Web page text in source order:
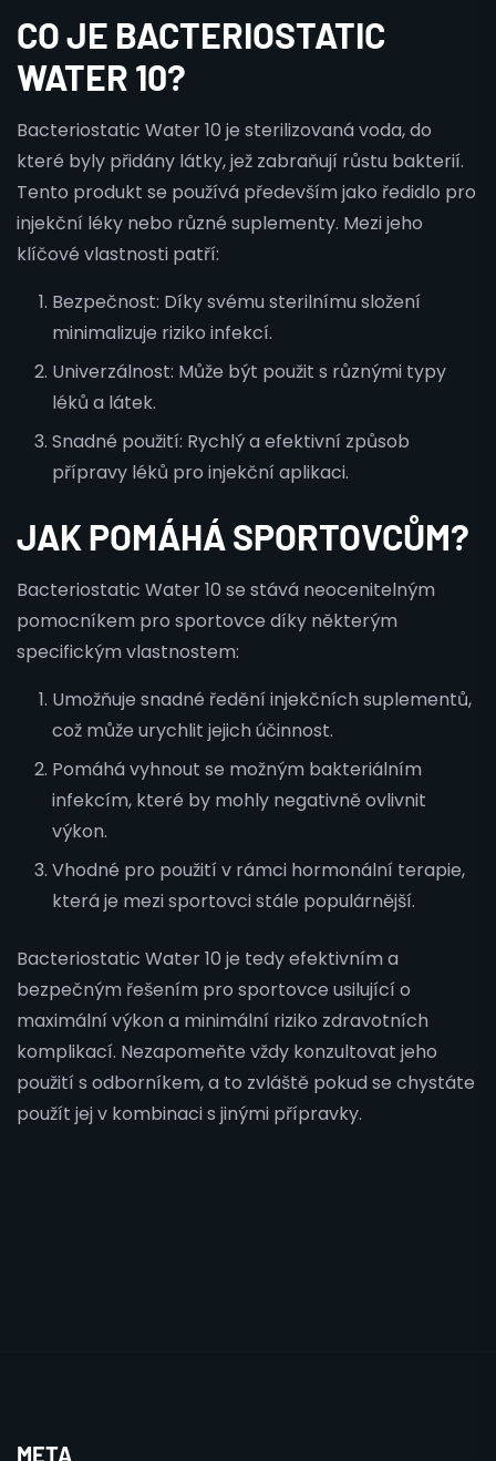
CO JE BACTERIOSTATIC
WATER 10?
Bacteriostatic Water 10 je sterilizovaná voda, do
které byly přidány látky, jež zabraňují růstu bakterií.
Tento produkt se používá především jako ředidlo pro
injekční léky nebo různé suplementy. Mezi jeho
klíčové vlastnosti patří:
Bezpečnost: Díky svému sterilnímu složení
minimalizuje riziko infekcí.
Univerzálnost: Může být použit s různými typy
léků a látek.
Snadné použití: Rychlý a efektivní způsob
přípravy léků pro injekční aplikaci.
JAK POMÁHÁ SPORTOVCŮM?
Bacteriostatic Water 10 se stává neocenitelným
pomocníkem pro sportovce díky některým
specifickým vlastnostem:
Umožňuje snadné ředění injekčních suplementů,
což může urychlit jejich účinnost.
Pomáhá vyhnout se možným bakteriálním
infekcím, které by mohly negativně ovlivnit
výkon.
Vhodné pro použití v rámci hormonální terapie,
která je mezi sportovci stále populárnější.
Bacteriostatic Water 10 je tedy efektivním a
bezpečným řešením pro sportovce usilující o
maximální výkon a minimální riziko zdravotních
komplikací. Nezapomeňte vždy konzultovat jeho
použití s odborníkem, a to zvláště pokud se chystáte
použít jej v kombinaci s jinými přípravky.
META